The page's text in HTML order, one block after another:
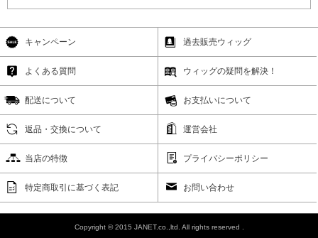
キャンペーン 過去販売ウィッグ
よくある質問 ウィッグの疑問を解決！
配送について お支払いについて
返品・交換について 運営会社
当店の特徴 プライバシーポリシー
特定商取引に基づく表記 お問い合わせ
Copyright © 2015 JANET.co.,ltd. All rights reserved .